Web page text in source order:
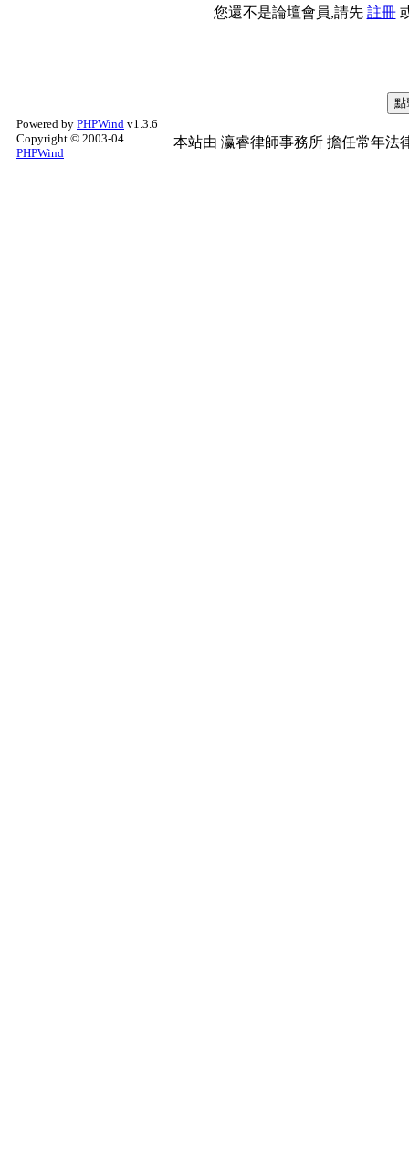
您還不是論壇會員,請先 註冊
Powered by PHPWind v1.3.6
Copyright © 2003-04
PHPWind
本站由 瀛睿律師事務所 擔任常年法